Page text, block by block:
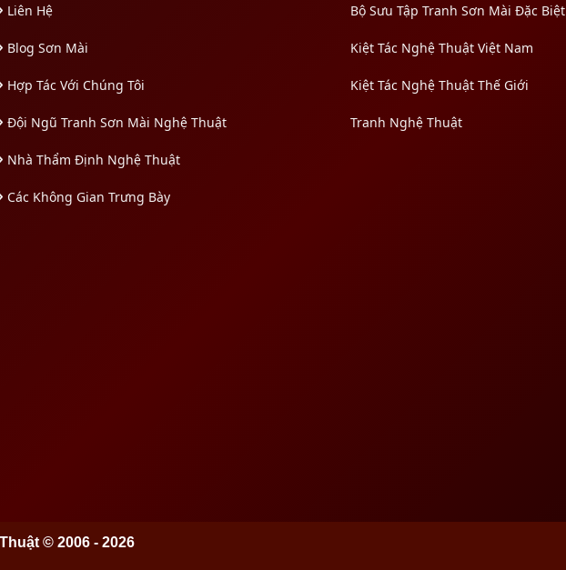
Liên Hệ
Blog Sơn Mài
Hợp Tác Với Chúng Tôi
Đội Ngũ Tranh Sơn Mài Nghệ Thuật
Nhà Thẩm Định Nghệ Thuật
Các Không Gian Trưng Bày
Bộ Sưu Tập Tranh Sơn Mài Đặc Biệt
Kiệt Tác Nghệ Thuật Việt Nam
Kiệt Tác Nghệ Thuật Thế Giới
Tranh Nghệ Thuật
© 2006 - 2026